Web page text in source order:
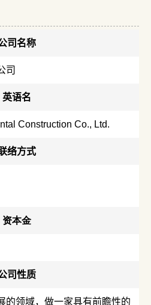
司名称
司
英语名
Construction Co., Ltd.
络方式
资本金
司性质
的领域，做一家具有前瞻性的